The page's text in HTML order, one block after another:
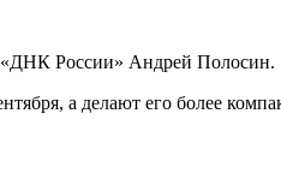
«ДНК России» Андрей Полосин.
а делают его более